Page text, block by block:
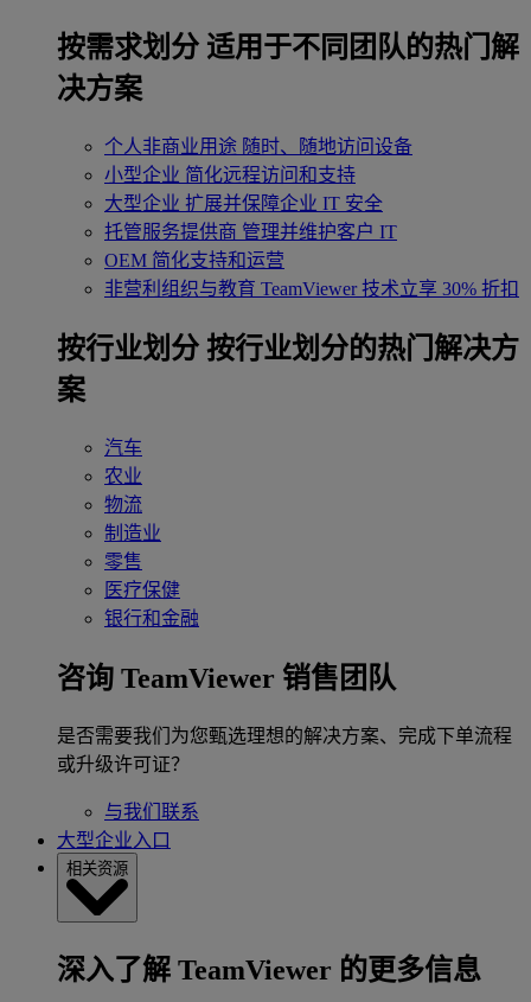
按需求划分 适用于不同团队的热门解
决方案
个人非商业用途 随时、随地访问设备
小型企业 简化远程访问和支持
大型企业 扩展并保障企业 IT 安全
托管服务提供商 管理并维护客户 IT
OEM 简化支持和运营
非营利组织与教育 TeamViewer 技术立享 30% 折扣
‌按行业划分 按行业划分的热门解决方
案
汽车
农业
物流
制造业
零售
医疗保健
银行和金融
咨询 TeamViewer 销售团队
是否需要我们为您甄选理想的解决方案、完成下单流程
或升级许可证？
与我们联系
大型企业入口
相关资源
深入了解 TeamViewer 的更多信息